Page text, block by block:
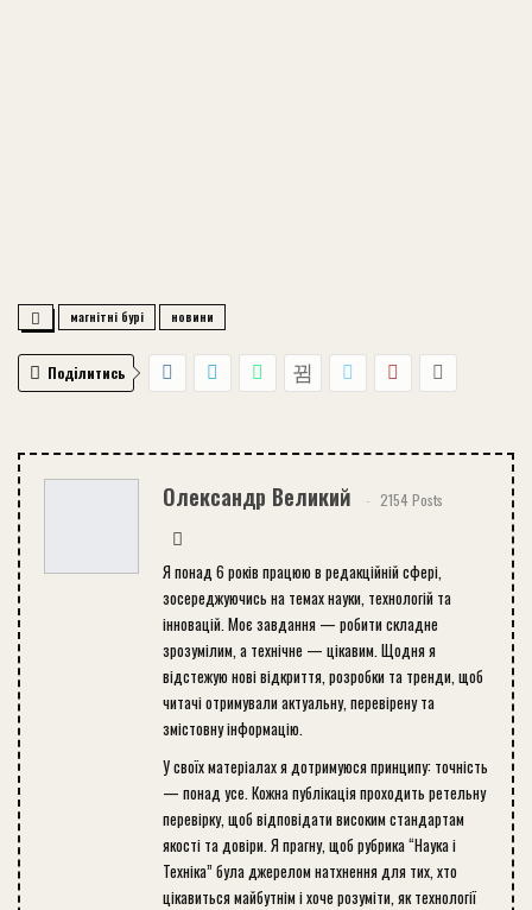
магнітні бурі новини
Поділитись
Олександр Великий 2154 Posts
Я понад 6 років працюю в редакційній сфері,
зосереджуючись на темах науки, технологій та
інновацій. Моє завдання — робити складне
зрозумілим, а технічне — цікавим. Щодня я
відстежую нові відкриття, розробки та тренди, щоб
читачі отримували актуальну, перевірену та
змістовну інформацію.
У своїх матеріалах я дотримуюся принципу: точність
— понад усе. Кожна публікація проходить ретельну
перевірку, щоб відповідати високим стандартам
якості та довіри. Я прагну, щоб рубрика “Наука і
Техніка” була джерелом натхнення для тих, хто
цікавиться майбутнім і хоче розуміти, як технології